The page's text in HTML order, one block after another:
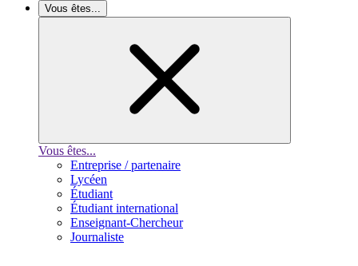
Vous êtes...
Vous êtes...
Entreprise / partenaire
Lycéen
Étudiant
Étudiant international
Enseignant-Chercheur
Journaliste